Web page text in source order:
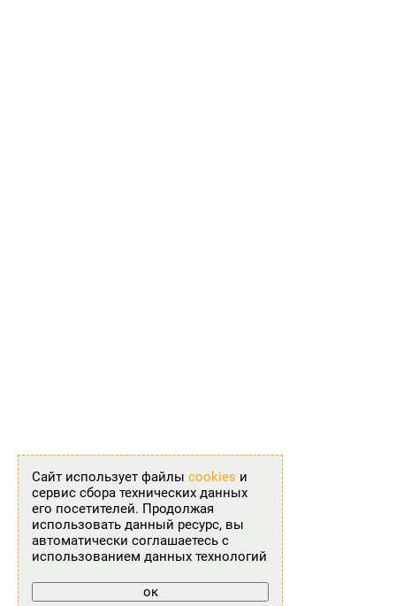
Сайт использует файлы cookies и
сервис сбора технических данных
его посетителей. Продолжая
использовать данный ресурс, вы
автоматически соглашаетесь с
использованием данных технологий
ок